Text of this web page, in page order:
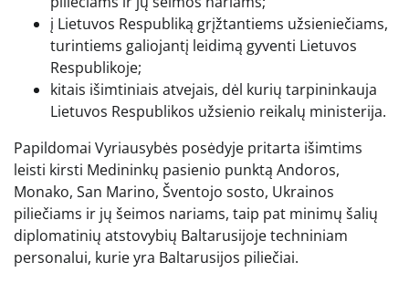
į Lietuvos Respubliką grįžtantiems užsieniečiams,
turintiems galiojantį leidimą gyventi Lietuvos
Respublikoje;
kitais išimtiniais atvejais, dėl kurių tarpininkauja
Lietuvos Respublikos užsienio reikalų ministerija.
Papildomai Vyriausybės posėdyje pritarta išimtims
leisti kirsti Medininkų pasienio punktą Andoros,
Monako, San Marino, Šventojo sosto, Ukrainos
piliečiams ir jų šeimos nariams, taip pat minimų šalių
diplomatinių atstovybių Baltarusijoje techniniam
personalui, kurie yra Baltarusijos piliečiai.